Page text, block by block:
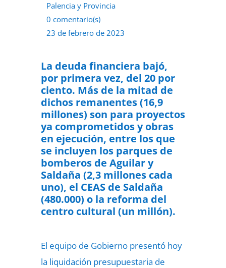
Palencia y Provincia
0 comentario(s)
23 de febrero de 2023
La deuda financiera bajó,
por primera vez, del 20 por
ciento. Más de la mitad de
dichos remanentes (16,9
millones) son para proyectos
ya comprometidos y obras
en ejecución, entre los que
se incluyen los parques de
bomberos de Aguilar y
Saldaña (2,3 millones cada
uno), el CEAS de Saldaña
(480.000) o la reforma del
centro cultural (un millón).
El equipo de Gobierno presentó hoy
la liquidación presupuestaria de